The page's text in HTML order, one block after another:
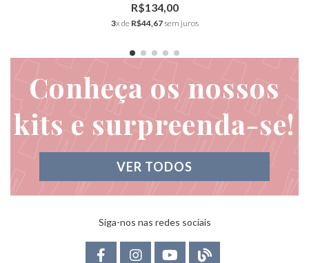
R$134,00
3x de R$44,67sem juros
Conheça os nossos
kits e surpreenda-se!
VER TODOS
Siga-nos nas redes sociais